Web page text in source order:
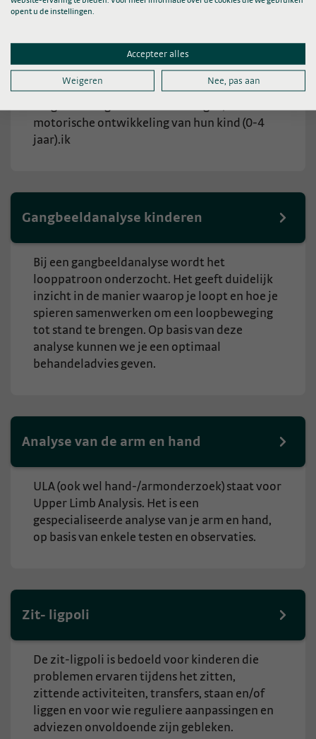
Screening motoriek / motorische
KIEST staat voor Kinderrevalidatie Indicatie
En Screen Team. KIEST is er voor ouders met
motorische ontwikkeling van hun kind (0-4
jaar).ik
Gangbeeldanalyse kinderen
Bij een gangbeeldanalyse wordt het
looppatroon onderzocht. Het geeft duidelijk
inzicht in de manier waarop je loopt en hoe je
spieren samenwerken om een loopbeweging
tot stand te brengen. Op basis van deze
analyse kunnen we je een optimaal
behandeladvies geven.
Analyse van de arm en hand
ULA (ook wel hand-/armonderzoek) staat voor
Upper Limb Analysis. Het is een
gespecialiseerde analyse van je arm en hand,
op basis van enkele testen en observaties.
Zit- ligpoli
De zit-ligpoli is bedoeld voor kinderen die
problemen ervaren tijdens het zitten,
zittende activiteiten, transfers, staan en/of
liggen en voor wie reguliere aanpassingen en
adviezen onvoldoende zijn gebleken.
opent u de instellingen.
Accepteer alles
Weigeren Nee, pas aan